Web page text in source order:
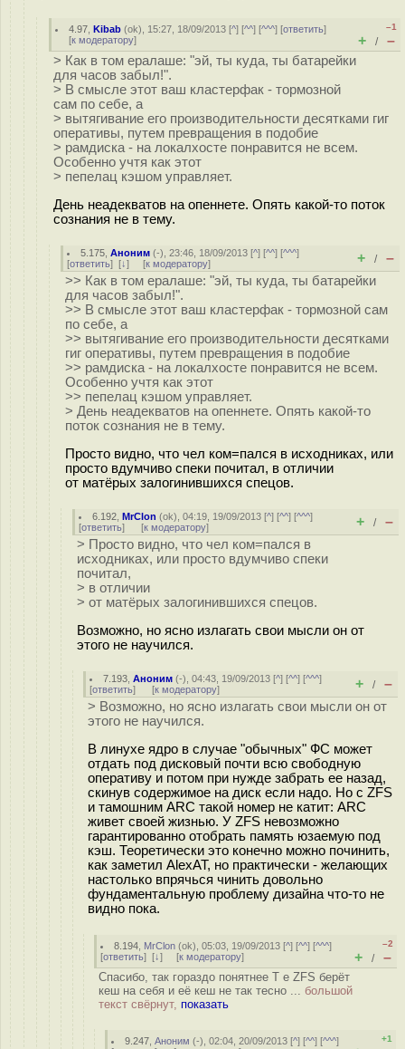
4.97 ,Kibab (ok), 15:27, 18/09/2013 [^] [^^] [^^^] [ответить]
[к модератору]
–1
+ / –
> Как в том ералаше: "эй, ты куда, ты батарейки
для часов забыл!".
> В смысле этот ваш кластерфак - тормозной
сам по себе, а
> вытягивание его производительности десятками гиг
оперативы, путем превращения в подобие
> рамдиска - на локалхосте понравится не всем.
Особенно учтя как этот
> пепелац кэшом управляет.
День неадекватов на опеннете. Опять какой-то поток
сознания не в тему.
5.175 ,Аноним (-), 23:46, 18/09/2013 [^] [^^] [^^^]
[ответить] [↓] [к модератору] + / –
>> Как в том ералаше: "эй, ты куда, ты батарейки
для часов забыл!".
>> В смысле этот ваш кластерфак - тормозной сам
по себе, а
>> вытягивание его производительности десятками
гиг оперативы, путем превращения в подобие
>> рамдиска - на локалхосте понравится не всем.
Особенно учтя как этот
>> пепелац кэшом управляет.
> День неадекватов на опеннете. Опять какой-то
поток сознания не в тему.
Просто видно, что чел ком=пался в исходниках, или
просто вдумчиво спеки почитал, в отличии
от матёрых залогинившихся спецов.
6.192 ,MrClon (ok), 04:19, 19/09/2013 [^] [^^] [^^^]
[ответить] [к модератору] + / –
> Просто видно, что чел ком=пался в
исходниках, или просто вдумчиво спеки
почитал,
> в отличии
> от матёрых залогинившихся спецов.
Возможно, но ясно излагать свои мысли он от
этого не научился.
7.193 ,Аноним (-), 04:43, 19/09/2013 [^] [^^] [^^^]
[ответить] [к модератору] + / –
> Возможно, но ясно излагать свои мысли он от
этого не научился.
В линухе ядро в случае "обычных" ФС может
отдать под дисковый почти всю свободную
оперативу и потом при нужде забрать ее назад,
скинув содержимое на диск если надо. Но с ZFS
и тамошним ARC такой номер не катит: ARC
живет своей жизнью. У ZFS невозможно
гарантированно отобрать память юзаемую под
кэш. Теоретически это конечно можно починить,
как заметил AlexAT, но практически - желающих
настолько впрячься чинить довольно
фундаментальную проблему дизайна что-то не
видно пока.
8.194 MrClon (ok), 05:03, 19/09/2013 [^] [^^] [^^^]
[ответить] [↓] [к модератору]
–2
+ / –
Спасибо, так гораздо понятнее Т е ZFS берёт
кеш на себя и её кеш не так тесно ... большой
текст свёрнут, показать
9.247 ,Аноним (-), 02:04, 20/09/2013 [^] [^^] [^^^]
+1